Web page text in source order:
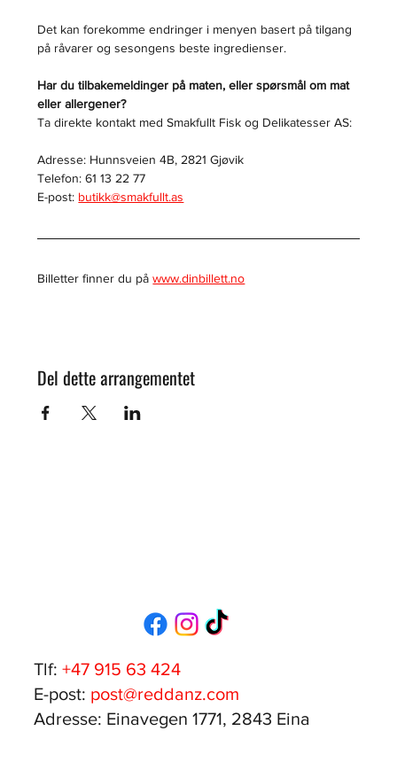
Det kan forekomme endringer i menyen basert på tilgang
på råvarer og sesongens beste ingredienser.
Har du tilbakemeldinger på maten, eller spørsmål om mat
eller allergener?
Ta direkte kontakt med Smakfullt Fisk og Delikatesser AS:
Adresse: Hunnsveien 4B, 2821 Gjøvik
Telefon: 61 13 22 77
E-post: butikk@smakfullt.as
Billetter finner du på www.dinbillett.no
Del dette arrangementet
Tlf:+47 915 63 424
E-post: post@reddanz.com
Adresse: Einavegen 1771, 2843 Eina